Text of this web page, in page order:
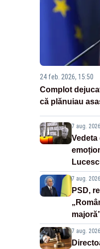
24 feb. 2026, 15:50
Complot
că plănuiau
7 aug.
7 aug.
PSD,
7 aug.